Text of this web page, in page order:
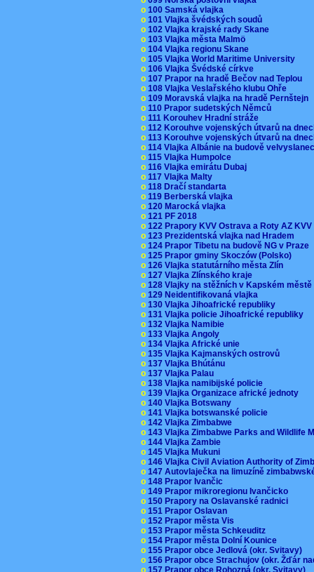
o 100 Samská vlajka
o 101 Vlajka švédských soudů
o 102 Vlajka krajské rady Skane
o 103 Vlajka města Malmö
o 104 Vlajka regionu Skane
o 105 Vlajka World Maritime University
o 106 Vlajka Švédské církve
o 107 Prapor na hradě Bečov nad Teplou
o 108 Vlajka Veslařského klubu Ohře
o 109 Moravská vlajka na hradě Pernštejn
o 110 Prapor sudetských Němců
o 111 Korouhev Hradní stráže
o 112 Korouhve vojenských útvarů na
o 113 Korouhve vojenských útvarů na
o 114 Vlajka Albánie na budově
o 115 Vlajka Humpolce
o 116 Vlajka emirátu Dubaj
o 117 Vlajka Malty
o 118 Dračí standarta
o 119 Berberská vlajka
o 120 Marocká vlajka
o 121 PF 2018
o 122 Prapory KVV Ostrava a Roty AZ
o 123 Prezidentská vlajka nad Hradem
o 124 Prapor Tibetu na budově NG v Praze
o 125 Prapor gminy Skoczów (Polsko)
o 126 Vlajka statutárního města Zlín
o 127 Vlajka Zlínského kraje
o 128 Vlajky na stěžních v Kapském
o 129 Neidentifikovaná vlajka
o 130 Vlajka Jihoafrické republiky
o 131 Vlajka policie Jihoafrické republiky
o 132 Vlajka Namibie
o 133 Vlajka Angoly
o 134 Vlajka Africké unie
o 135 Vlajka Kajmanských ostrovů
o 137 Vlajka Bhútánu
o 137 Vlajka Palau
o 138 Vlajka namibijské policie
o 139 Vlajka Organizace africké jednoty
o 140 Vlajka Botswany
o 141 Vlajka botswanské policie
o 142 Vlajka Zimbabwe
o 143 Vlajka Zimbabwe Parks and Wildlife
o 144 Vlajka Zambie
o 145 Vlajka Mukuni
o 146 Vlajka Civil Aviation Authority of
o 147 Autovlaječka na limuzíně
o 148 Prapor Ivančic
o 149 Prapor mikroregionu Ivančicko
o 150 Prapory na Oslavanské radnici
o 151 Prapor Oslavan
o 152 Prapor města Vis
o 153 Prapor města Schkeuditz
o 154 Prapor města Dolní Kounice
o 155 Prapor obce Jedlová (okr. Svitavy)
o 156 Prapor obce Strachujov (okr. Žďár
o 157 Prapor obce Rohozná (okr. Svitavy)